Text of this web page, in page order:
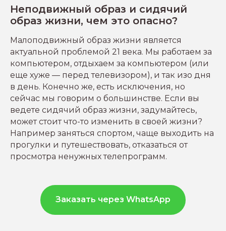
Неподвижный образ и сидячий
образ жизни, чем это опасно?
Малоподвижный образ жизни является
актуальной проблемой 21 века. Мы работаем за
компьютером, отдыхаем за компьютером (или
еще хуже — перед телевизором), и так изо дня
в день. Конечно же, есть исключения, но
сейчас мы говорим о большинстве. Если вы
ведете сидячий образ жизни, задумайтесь,
может стоит что-то изменить в своей жизни?
Например заняться спортом, чаще выходить на
прогулки и путешествовать, отказаться от
просмотра ненужных телепрограмм.
Заказать через WhatsApp